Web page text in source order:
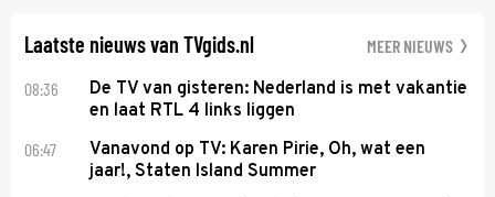
Laatste nieuws van TVgids.nl MEER NIEUWS
08:36
De TV van gisteren: Nederland is met vakantie
en laat RTL 4 links liggen
06:47
Vanavond op TV: Karen Pirie, Oh, wat een
jaar!, Staten Island Summer